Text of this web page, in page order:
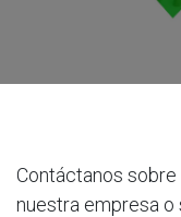
Contáctanos
nuestra empresa o